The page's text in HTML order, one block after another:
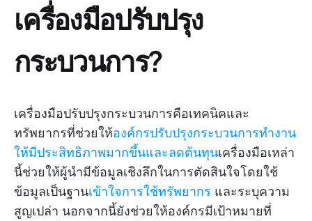
เครื่องมือปรับปรุง
กระบวนการ?
เครื่องมือปรับปรุงกระบวนการคือเทคนิคและ
ทรัพยากรที่ช่วยให้องค์กรปรับปรุงกระบวนการทำงาน
ให้มีประสิทธิภาพมากขึ้นและลดต้นทุนเครื่องมือเหล่า
นี้ช่วยให้ผู้นำมีข้อมูลเชิงลึกในการตัดสินใจโดยใช้
ข้อมูลเป็นฐานเข้าใจการใช้ทรัพยากร และระบุความ
สูญเปล่า นอกจากนี้ยังช่วยให้องค์กรมีเป้าหมายที่